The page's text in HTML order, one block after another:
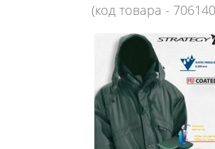
(код товара -